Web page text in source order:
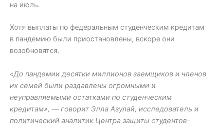
на июль.
Хотя выплаты по федеральным студенческим кредитам
в пандемию были приостановлены, вскоре они
возобновятся.
«До пандемии десятки миллионов заемщиков и членов
их семей были раздавлены огромными и
неуправляемыми остатками по студенческим
кредитам», — говорит Элла Азулай, исследователь и
политический аналитик Центра защиты студентов-